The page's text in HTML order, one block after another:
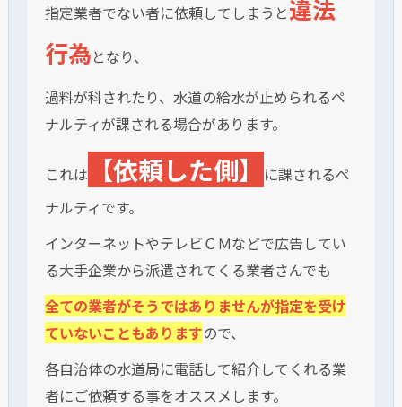
指定業者でない者に依頼してしまうと違法
行為となり、
過料が科されたり、水道の給水が止められるペ
ナルティが課される場合があります。
これは 【依頼した側】
に課されるペ
ナルティです。
インターネットやテレビＣＭなどで広告してい
る大手企業から派遣されてくる業者さんでも
全ての業者がそうではありませんが指定を受け
ていないこともありますので、
各自治体の水道局に電話して紹介してくれる業
者にご依頼する事をオススメします。